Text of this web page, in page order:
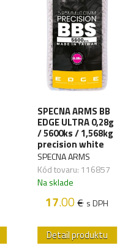
SPECNA ARMS BB
EDGE ULTRA 0,28g
/ 5600ks / 1,568kg
precision white
SPECNA ARMS
Kód tovaru: 116857
Na sklade
17.00€ s DPH
Detail produktu